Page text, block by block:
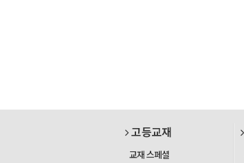
고등교재
교재 스페셜